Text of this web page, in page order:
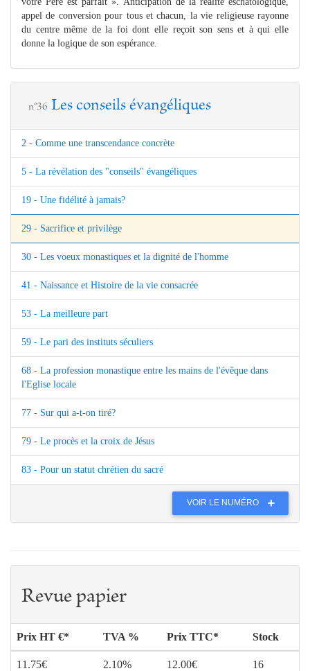
appel de conversion pour tous et chacun, la vie religieuse rayonne
du centre même de la foi dont elle reçoit son sens et à qui elle
donne la logique de son espérance.
n°36 Les conseils évangéliques
2 - Comme une transcendance concrète
5 - La révélation des "conseils" évangéliques
19 - Une fidélité à jamais?
29 - Sacrifice et privilège
30 - Les voeux monastiques et la dignité de l'homme
41 - Naissance et Histoire de la vie consacrée
53 - La meilleure part
59 - Le pari des instituts séculiers
68 - La profession monastique entre les mains de l'évêque dans
l'Eglise locale
77 - Sur qui a-t-on tiré?
79 - Le procès et la croix de Jésus
83 - Pour un statut chrétien du sacré
VOIR LE NUMÉRO
Revue papier
Prix HT €* TVA % Prix TTC* Stock
11.75€ 2.10% 12.00€ 16